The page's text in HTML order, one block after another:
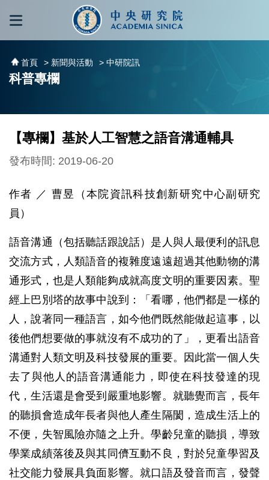
跳到主要內容區塊
首頁 > 新聞與活動 > 中研院訊
科普專欄
【專欄】基於人工智慧之語音溝通輔具
發布時間: 2019-06-20
作者 ／ 曹昱（本院資訊科技創新研究中心副研究
員）
語音溝通（包括聽話跟說話）是人與人最便利的訊息
交流方式，人類語音的複雜度遠遠超過其他動物的溝
通形式，也是人類能夠成就高度文明的重要因素。聖
經上巴別塔的故事中說到：「看哪，他們都是一樣的
人，說著同一種語言，如今他們既然能做起這事，以
後他們想要做的事就沒有不成功的了」，更看出語音
溝通對人類文明及科技發展的重要。因此當一個人失
去了與他人的語音溝通能力，即使在科技發達的現
代，生活還是會受到嚴重地影響。就聽覺而言，長年
的聽損會造成年長者與他人產生隔閡，造成生活上的
不便，失智風險亦隨之上升。學齡兒童的聽損，導致
學業成績落後及與其同儕互動不良，對於兒童學習及
社交能力發展具負面影響。就口語及發音而言，發聲